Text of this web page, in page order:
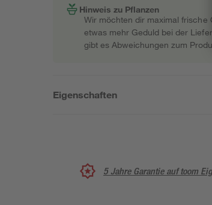
Hinweis zu Pflanzen
Wir möchten dir maximal frische
etwas mehr Geduld bei der
gibt es Abweichungen zum
Eigenschaften
5 Jahre Garantie auf toom